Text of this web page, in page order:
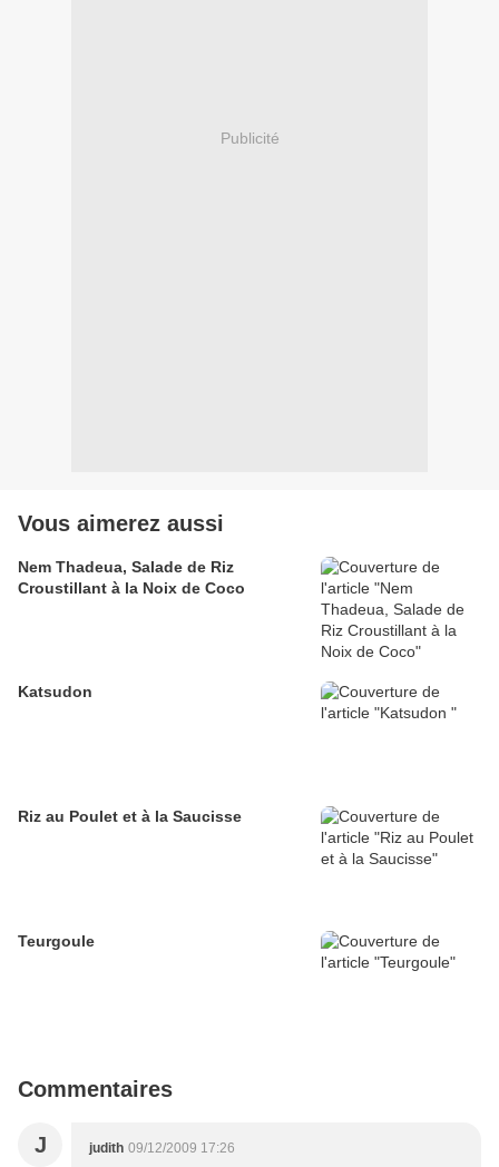
Publicité
Vous aimerez aussi
Nem Thadeua, Salade de Riz
Croustillant à la Noix de Coco
Katsudon
Riz au Poulet et à la Saucisse
Teurgoule
Commentaires
J judith 09/12/2009 17:26